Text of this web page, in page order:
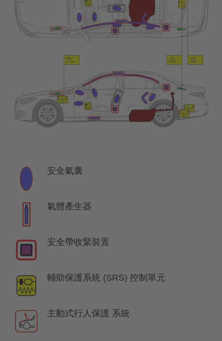
安全氣囊
氣體產生器
安全帶收緊裝置
輔助保護系統 (SRS) 控制單元
主動式行人保護 系統